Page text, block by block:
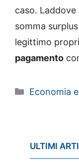
caso. Laddove
somma
legittimo
pagamento
Categorie
Economia
ULTIMI